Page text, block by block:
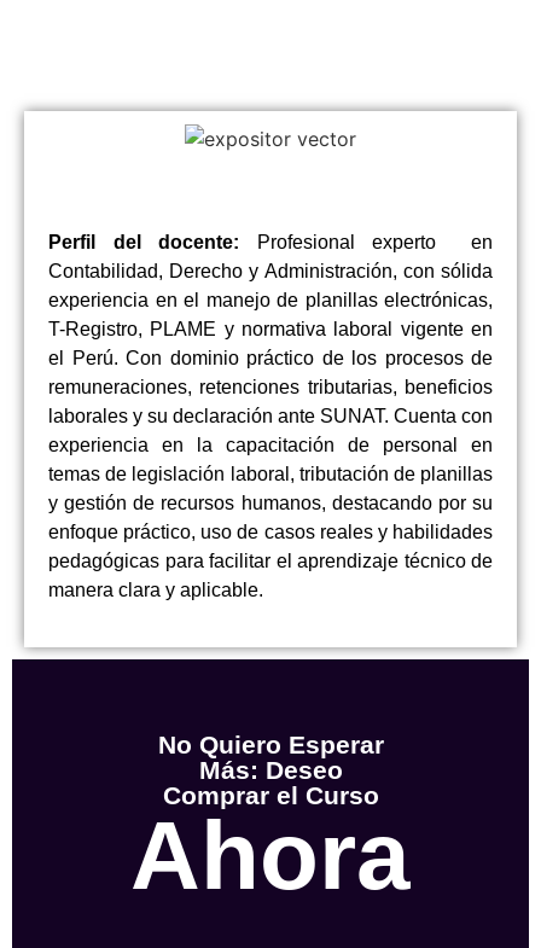
Perfil del docente: Profesional experto en
Contabilidad, Derecho y Administración, con sólida
experiencia en el manejo de planillas electrónicas,
T-Registro, PLAME y normativa laboral vigente en
el Perú. Con dominio práctico de los procesos de
remuneraciones, retenciones tributarias, beneficios
laborales y su declaración ante SUNAT. Cuenta con
experiencia en la capacitación de personal en
temas de legislación laboral, tributación de planillas
y gestión de recursos humanos, destacando por su
enfoque práctico, uso de casos reales y habilidades
pedagógicas para facilitar el aprendizaje técnico de
manera clara y aplicable.
No Quiero Esperar
Más: Deseo
Comprar el Curso
Ahora